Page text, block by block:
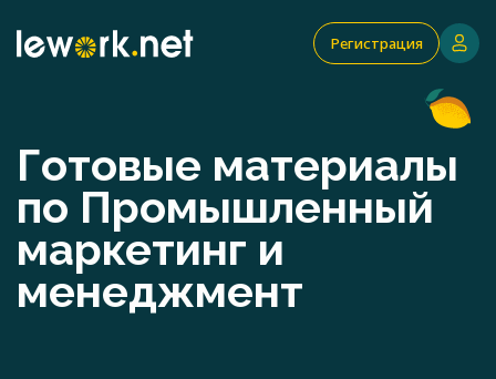
Регистрация
Готовые материалы
по Промышленный
маркетинг и
менеджмент